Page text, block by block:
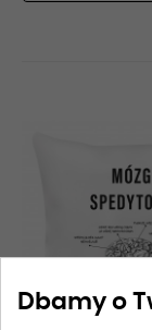
Dbamy o